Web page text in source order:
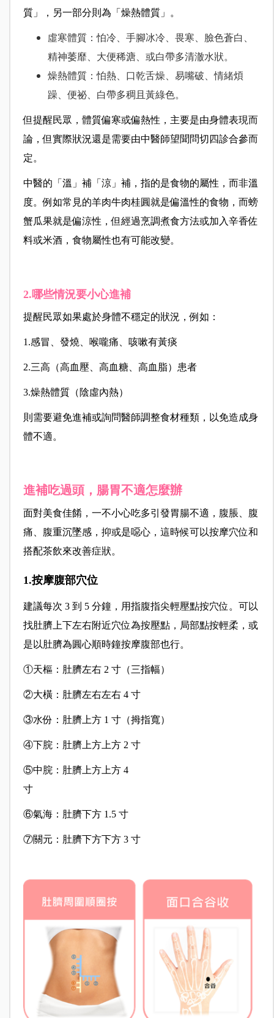
質」，另一部分則為「燥熱體質」。
虛寒體質：怕冷、手腳冰冷、畏寒、臉色蒼白、
精神萎靡、大便稀溏、或白帶多清澈水狀。
燥熱體質：怕熱、口乾舌燥、易嘴破、情緒煩
躁、便祕、白帶多稠且黃綠色。
但提醒民眾，體質偏寒或偏熱性，主要是由身體表現而
論，但實際狀況還是需要由中醫師望聞問切四診合參而
定。
中醫的「溫」補「涼」補，指的是食物的屬性，而非溫
度。例如常見的羊肉牛肉桂圓就是偏溫性的食物，而螃
蟹瓜果就是偏涼性，但經過烹調煮食方法或加入辛香佐
料或米酒，食物屬性也有可能改變。
2.哪些情況要小心進補
提醒民眾如果處於身體不穩定的狀況，例如：
1.感冒、發燒、喉嚨痛、咳嗽有黃痰
2.三高（高血壓、高血糖、高血脂）患者
3.燥熱體質（陰虛內熱）
則需要避免進補或詢問醫師調整食材種類，以免造成身
體不適。
進補吃過頭，腸胃不適怎麼辦
面對美食佳餚，一不小心吃多引發胃腸不適，腹脹、腹
痛、腹重沉墜感，抑或是噁心，這時候可以按摩穴位和
搭配茶飲來改善症狀。
1.按摩腹部穴位
建議每次 3 到 5 分鐘，用指腹指尖輕壓點按穴位。可以
找肚臍上下左右附近穴位為按壓點，局部點按輕柔，或
是以肚臍為圓心順時鐘按摩腹部也行。
①天樞：肚臍左右 2 寸（三指幅）
②大橫：肚臍左右左右 4 寸
③水份：肚臍上方 1 寸（拇指寬）
④下脘：肚臍上方上方 2 寸
⑤中脘：肚臍上方上方 4
寸
⑥氣海：肚臍下方 1.5 寸
⑦關元：肚臍下方下方 3 寸